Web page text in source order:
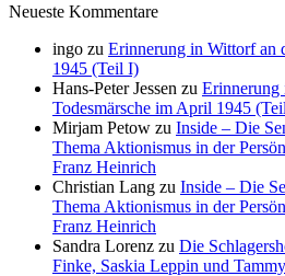
Neueste Kommentare
ingo zu Erinnerung in Wittorf an
1945 (Teil I)
Hans-Peter Jessen zu Erinnerung
Todesmärsche im April 1945
Mirjam Petow zu Inside – Die
Thema Aktionismus in der
Franz Heinrich
Christian Lang zu Inside – Die
Thema Aktionismus in der
Franz Heinrich
Sandra Lorenz zu Die
Finke, Saskia Leppin und Tammy